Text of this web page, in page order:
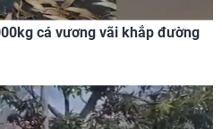
cá vương vãi khắp đường